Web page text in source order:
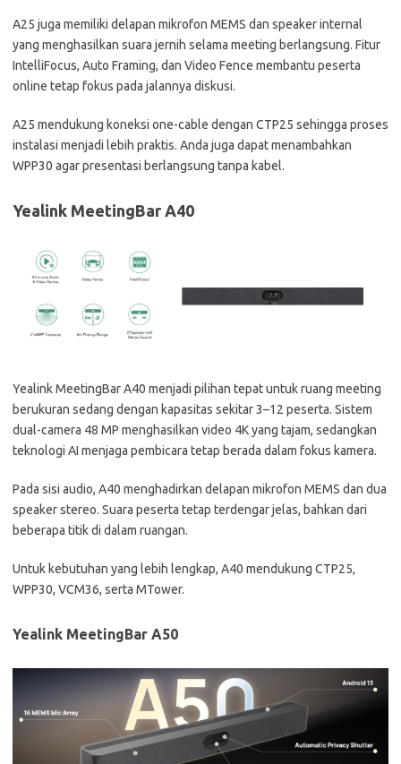
A25 juga memiliki delapan mikrofon MEMS dan speaker internal
yang menghasilkan suara jernih selama meeting berlangsung. Fitur
IntelliFocus, Auto Framing, dan Video Fence membantu peserta
online tetap fokus pada jalannya diskusi.
A25 mendukung koneksi one-cable dengan CTP25 sehingga proses
instalasi menjadi lebih praktis. Anda juga dapat menambahkan
WPP30 agar presentasi berlangsung tanpa kabel.
Yealink MeetingBar A40
Yealink MeetingBar A40 menjadi pilihan tepat untuk ruang meeting
berukuran sedang dengan kapasitas sekitar 3–12 peserta. Sistem
dual-camera 48 MP menghasilkan video 4K yang tajam, sedangkan
teknologi AI menjaga pembicara tetap berada dalam fokus kamera.
Pada sisi audio, A40 menghadirkan delapan mikrofon MEMS dan dua
speaker stereo. Suara peserta tetap terdengar jelas, bahkan dari
beberapa titik di dalam ruangan.
Untuk kebutuhan yang lebih lengkap, A40 mendukung CTP25,
WPP30, VCM36, serta MTower.
Yealink MeetingBar A50